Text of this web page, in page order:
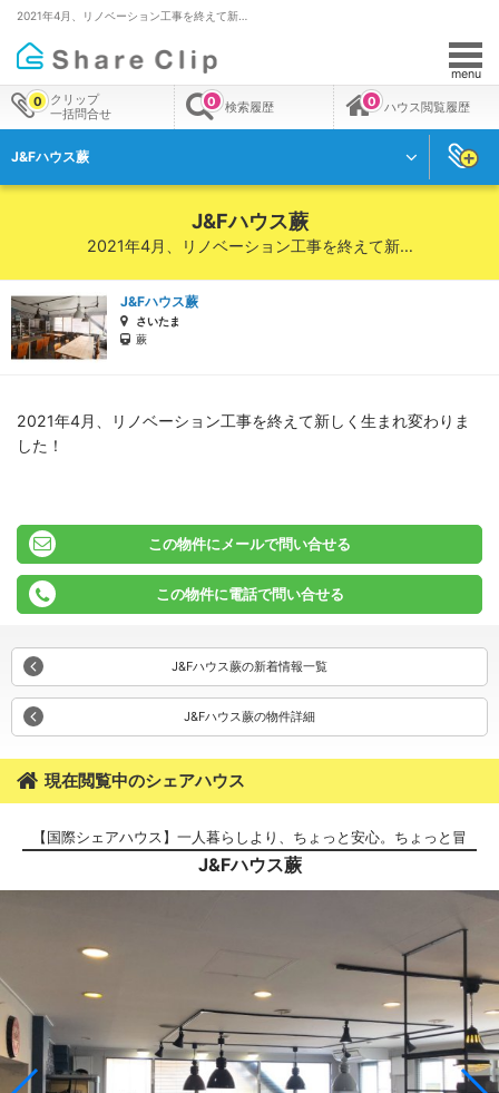
2021年4月、リノベーション工事を終えて新…
menu
クリップ
一括問合せ
0 検索履歴
0 ハウス閲覧履歴
0
J&Fハウス蕨
J&Fハウス蕨
2021年4月、リノベーション工事を終えて新…
J&Fハウス蕨
さいたま
蕨
2021年4月、リノベーション工事を終えて新しく生まれ変わりま
した！
この物件にメールで問い合せる
この物件に電話で問い合せる
J&Fハウス蕨の新着情報一覧
J&Fハウス蕨の物件詳細
現在閲覧中のシェアハウス
【国際シェアハウス】一人暮らしより、ちょっと安心。ちょっと冒
J&Fハウス蕨